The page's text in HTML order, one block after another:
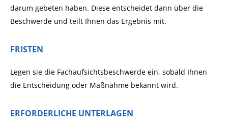
darum gebeten haben. Diese entscheidet dann über die
Beschwerde und teilt Ihnen das Ergebnis mit.
FRISTEN
Legen sie die Fachaufsichtsbeschwerde ein, sobald Ihnen
die Entscheidung oder Maßnahme bekannt wird.
ERFORDERLICHE UNTERLAGEN